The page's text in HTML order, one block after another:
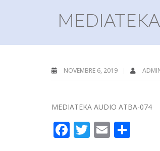
NOVEMBRE 6, 2019
MEDIATEKA AUDIO ATBA-074
Facebook
Twitter
Email